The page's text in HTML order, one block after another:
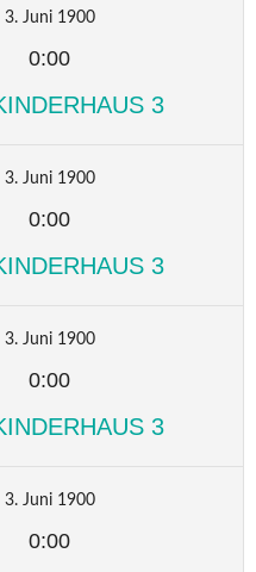
3. Juni 1900
0:00
3
3. Juni 1900
0:00
3
3. Juni 1900
0:00
3
3. Juni 1900
0:00